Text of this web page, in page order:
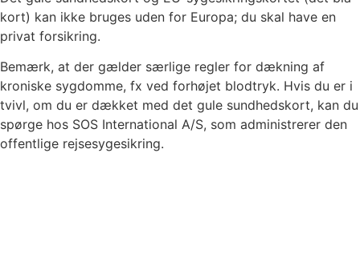
kort) kan ikke bruges uden for Europa; du skal have en
privat forsikring.
Bemærk, at der gælder særlige regler for dækning af
kroniske sygdomme, fx ved forhøjet blodtryk. Hvis du er i
tvivl, om du er dækket med det gule sundhedskort, kan du
spørge hos SOS International A/S, som administrerer den
offentlige rejsesygesikring.